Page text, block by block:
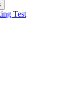
Test